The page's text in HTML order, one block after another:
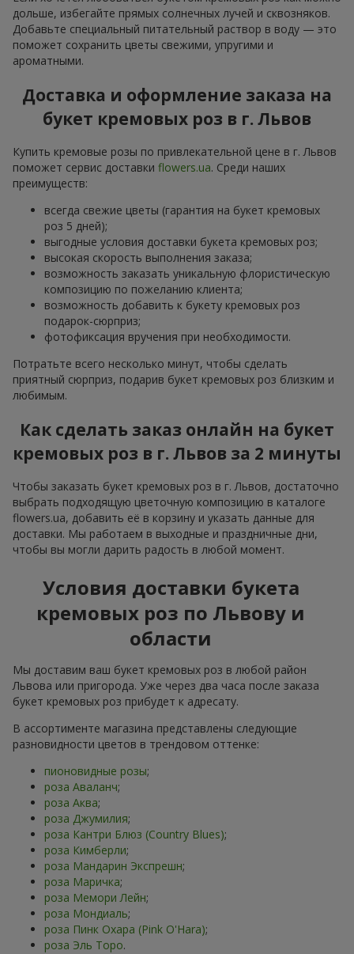
дольше, избегайте прямых солнечных лучей и сквозняков.
Добавьте специальный питательный раствор в воду — это
поможет сохранить цветы свежими, упругими и
ароматными.
Доставка и оформление заказа на
букет кремовых роз в г. Львов
Купить кремовые розы по привлекательной цене в г. Львов
поможет сервис доставки flowers.ua. Среди наших
преимуществ:
всегда свежие цветы (гарантия на букет кремовых
роз 5 дней);
выгодные условия доставки букета кремовых роз;
высокая скорость выполнения заказа;
возможность заказать уникальную флористическую
композицию по пожеланию клиента;
возможность добавить к букету кремовых роз
подарок-сюрприз;
фотофиксация вручения при необходимости.
Потратьте всего несколько минут, чтобы сделать
приятный сюрприз, подарив букет кремовых роз близким и
любимым.
Как сделать заказ онлайн на букет
кремовых роз в г. Львов за 2 минуты
Чтобы заказать букет кремовых роз в г. Львов, достаточно
выбрать подходящую цветочную композицию в каталоге
flowers.ua, добавить её в корзину и указать данные для
доставки. Мы работаем в выходные и праздничные дни,
чтобы вы могли дарить радость в любой момент.
Условия доставки букета
кремовых роз по Львову и
области
Мы доставим ваш букет кремовых роз в любой район
Львова или пригорода. Уже через два часа после заказа
букет кремовых роз прибудет к адресату.
В ассортименте магазина представлены следующие
разновидности цветов в трендовом оттенке:
пионовидные розы;
роза Аваланч;
роза Аква;
роза Джумилия;
роза Кантри Блюз (Country Blues);
роза Кимберли;
роза Мандарин Экспрешн;
роза Маричка;
роза Мемори Лейн;
роза Мондиаль;
роза Пинк Охара (Pink O'Hara);
роза Эль Торо.